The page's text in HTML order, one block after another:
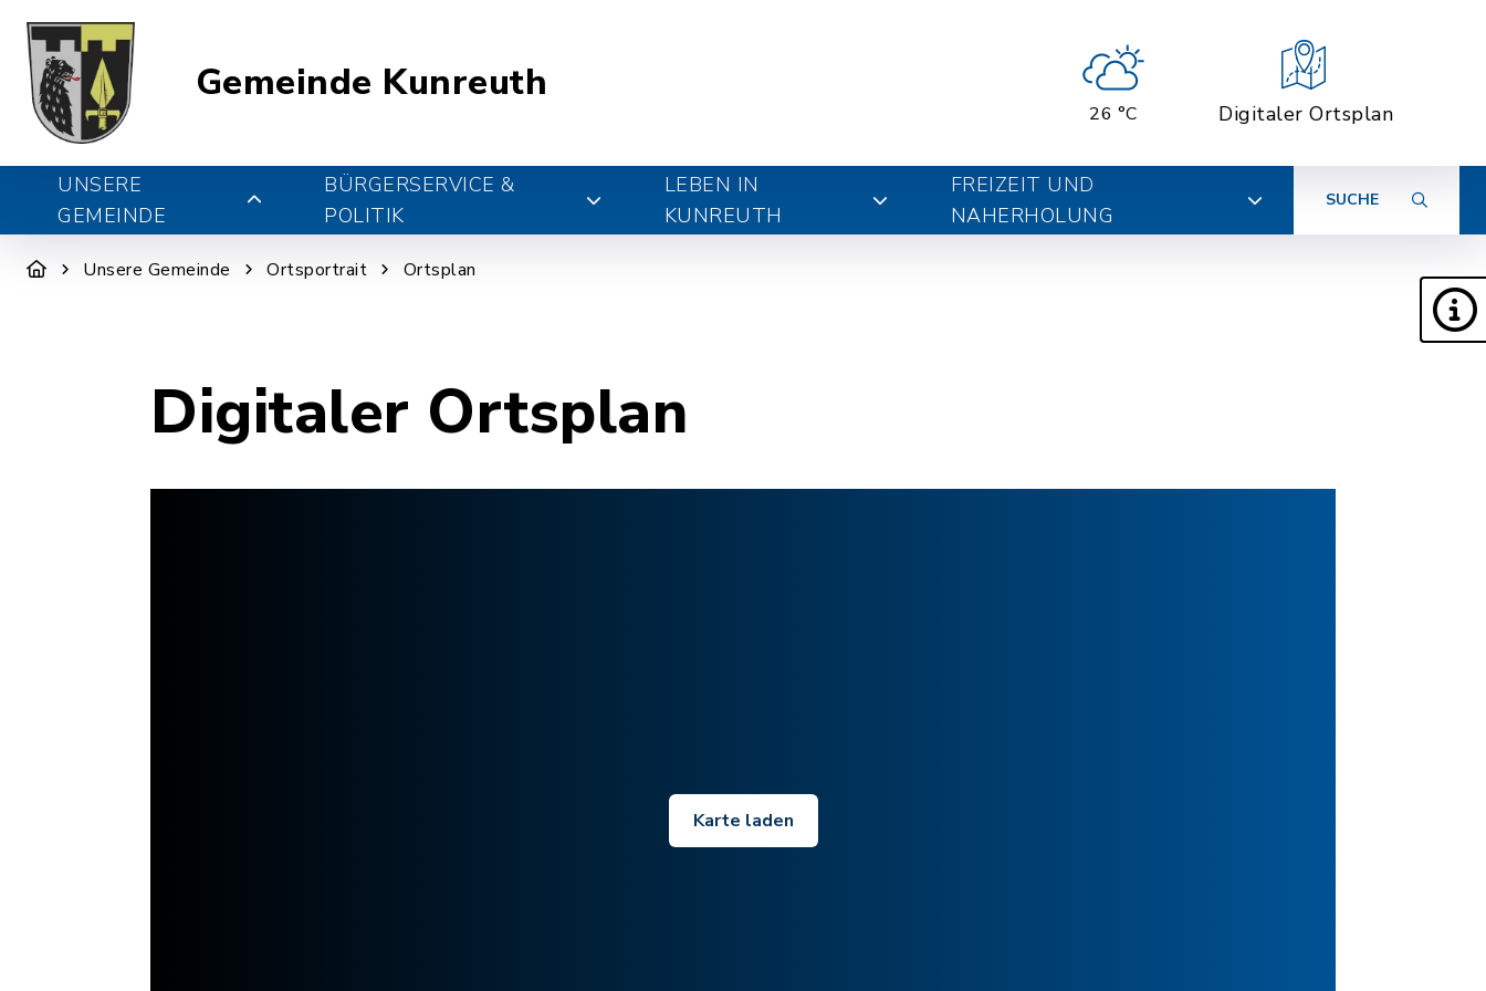
Gemeinde Kunreuth
26 °C Digitaler Ortsplan
UNSERE
GEMEINDE
BÜRGERSERVICE &
POLITIK
LEBEN IN
KUNREUTH
FREIZEIT UND
NAHERHOLUNG
SUCHE
Unsere Gemeinde Ortsportrait Ortsplan
Digitaler Ortsplan
Karte laden